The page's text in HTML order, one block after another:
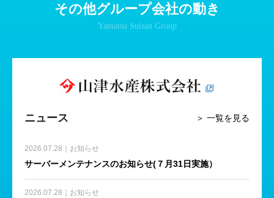
その他グループ会社の動き
Yamatsu Suisan Group
ニュース ＞ 一覧を見る
2026.07.28｜お知らせ
サーバーメンテナンスのお知らせ(７月31日実施）
2026.07.28｜お知らせ